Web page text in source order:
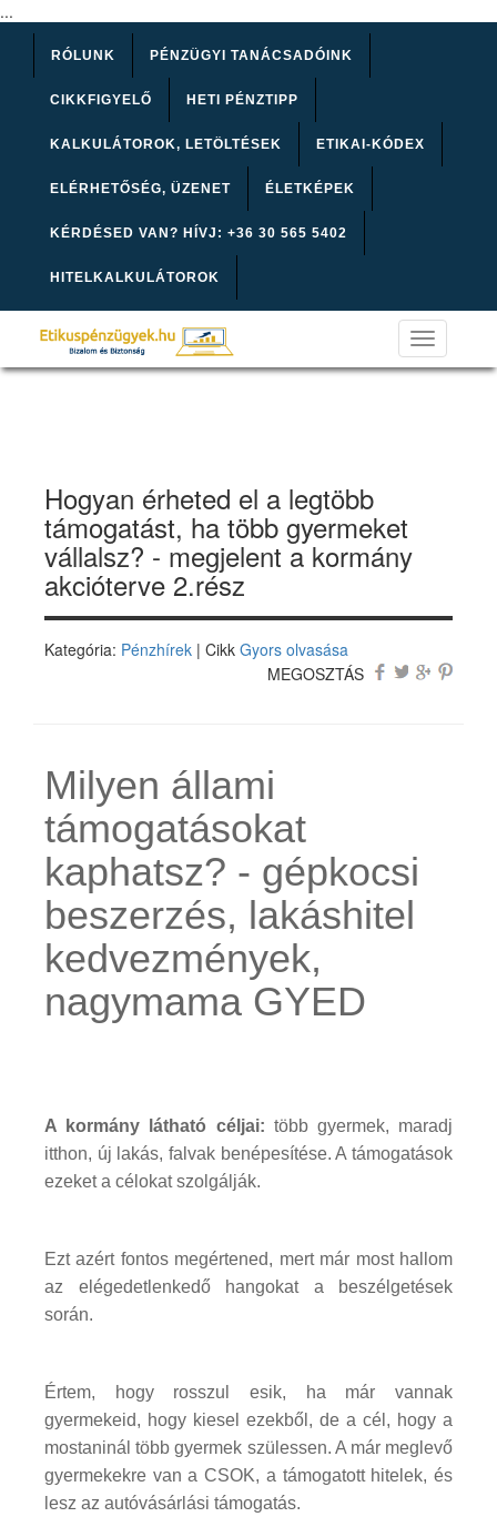
...
RÓLUNK PÉNZÜGYI TANÁCSADÓINK
CIKKFIGYELŐ HETI PÉNZTIPP
KALKULÁTOROK, LETÖLTÉSEK ETIKAI-KÓDEX
ELÉRHETŐSÉG, ÜZENET ÉLETKÉPEK
KÉRDÉSED VAN? HÍVJ: +36 30 565 5402
HITELKALKULÁTOROK
Toggle
navigation
Hogyan érheted el a legtöbb
támogatást, ha több gyermeket
vállalsz? - megjelent a kormány
akcióterve 2.rész
Kategória: Pénzhírek | Cikk Gyors olvasása
MEGOSZTÁS
Milyen állami
támogatásokat
kaphatsz? - gépkocsi
beszerzés, lakáshitel
kedvezmények,
nagymama GYED
A kormány látható céljai: több gyermek, maradj
itthon, új lakás, falvak benépesítése. A támogatások
ezeket a célokat szolgálják.
Ezt azért fontos megértened, mert már most hallom
az elégedetlenkedő hangokat a beszélgetések
során.
Értem, hogy rosszul esik, ha már vannak
gyermekeid, hogy kiesel ezekből, de a cél, hogy a
mostaninál több gyermek szülessen. A már meglevő
gyermekekre van a CSOK, a támogatott hitelek, és
lesz az autóvásárlási támogatás.